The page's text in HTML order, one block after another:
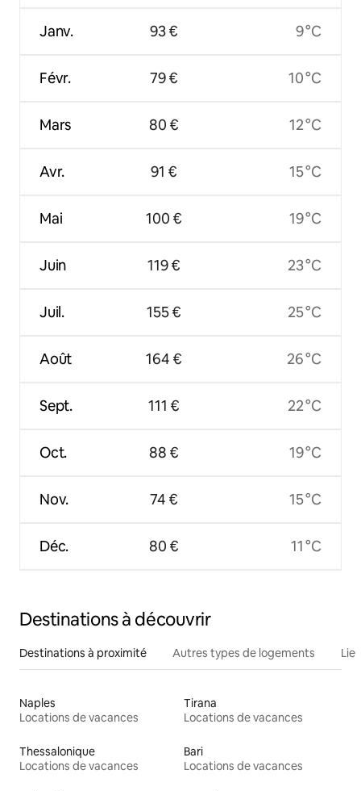
Janv.
Févr.
Mars
Avr.
Mai
Juin
Juil.
Août
Sept.
Oct.
Nov.
Déc.
93 €
79 €
80 €
91 €
100 €
119 €
155 €
164 €
111 €
88 €
74 €
80 €
9 °C
10 °C
12 °C
15 °C
19 °C
23 °C
25 °C
26 °C
22 °C
19 °C
15 °C
11 °C
Destinations à découvrir
Destinations à proximité Autres types de logements
Naples
Locations de vacances
Tirana
Locations de vacances
Thessalonique
Locations de vacances
Bari
Locations de vacances